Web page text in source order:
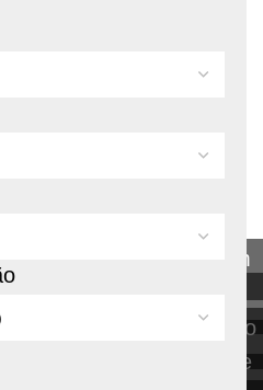
promoção de higiene em
de Aceh
e gestão ambiental no
Martín de Porres
e abastecimento
de Papel Pampa
às populações
Kenneth, na Província de
às populações